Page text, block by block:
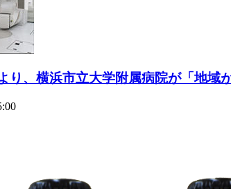
り、横浜市立大学附属病院が「地域